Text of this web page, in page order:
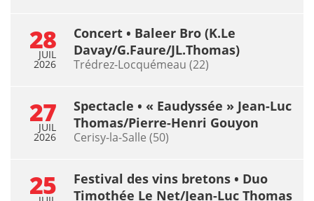
28
JUIL
2026
Concert • Baleer Bro (K.Le
Davay/G.Faure/JL.Thomas)
Trédrez-Locquémeau (22)
27
JUIL
2026
Spectacle • « Eaudyssée » Jean-Luc
Thomas/Pierre-Henri Gouyon
Cerisy-la-Salle (50)
25
Festival des vins bretons • Duo
Timothée Le Net/Jean-Luc Thomas